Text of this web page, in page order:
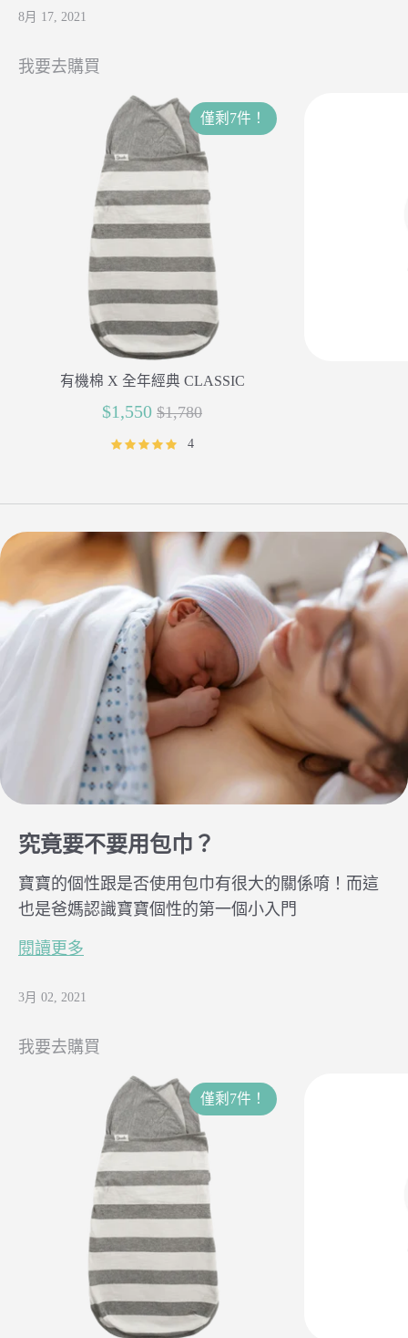
8月 17, 2021
我要去購買
有機棉 X 全年經典 CLASSIC
$1,550 正
常
$1,780
僅剩7件！
4
究竟要不要用包巾？
寶寶的個性跟是否使用包巾有很大的關係唷！而這
也是爸媽認識寶寶個性的第一個小入門
閱讀更多
3月 02, 2021
我要去購買
僅剩7件！